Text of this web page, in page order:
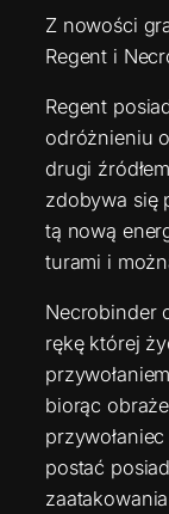
Z nowości
Regent i
Regent
odróżnieniu
drugi
zdobywa się
tą nową
turami i
Necrobinder
rękę której
biorąc
postać